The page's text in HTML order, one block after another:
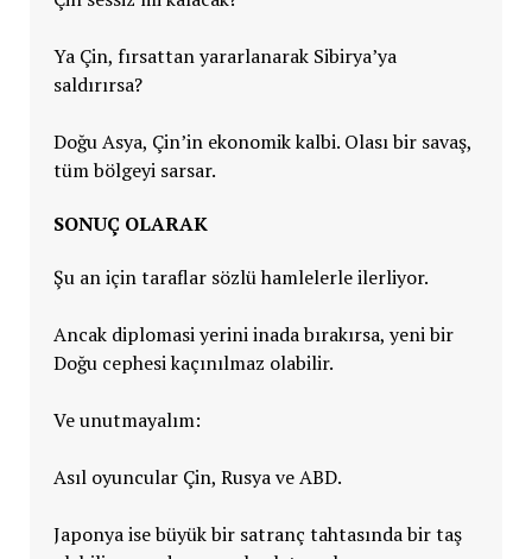
Ya Çin, fırsattan yararlanarak Sibirya’ya
saldırırsa?
Doğu Asya, Çin’in ekonomik kalbi. Olası bir savaş,
tüm bölgeyi sarsar.
SONUÇ OLARAK
Şu an için taraflar sözlü hamlelerle ilerliyor.
Ancak diplomasi yerini inada bırakırsa, yeni bir
Doğu cephesi kaçınılmaz olabilir.
Ve unutmayalım:
Asıl oyuncular Çin, Rusya ve ABD.
Japonya ise büyük bir satranç tahtasında bir taş